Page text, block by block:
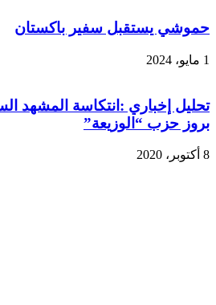
حموشي يستقبل سفير باكستان
1 مايو، 2024
تحليل إخباري :انتكاسة المشهد
بروز حزب “الوزيعة”
8 أكتوبر، 2020